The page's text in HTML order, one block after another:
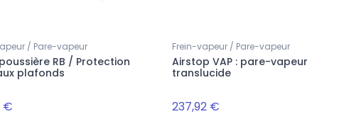
/ Pare-vapeur
RB / Protection
plafonds
€
Frein-vapeur / Pare-vapeur
Airstop VAP : pare-vapeur
translucide
237,92 €